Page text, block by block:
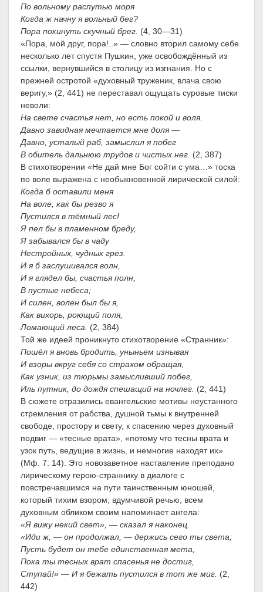
По вольному распутью моря
Когда ж начну я вольный бег?
Пора покинуть скучный брег. (4, 30—31)
«Пора, мой друг, пора!..» — словно вторил самому себе
несколько лет спустя Пушкин, уже освобождённый из
ссылки, вернувшийся в столицу из изгнания. Но с
прежней остротой «духовный труженик, влача свою
веригу,» (2, 441) не переставал ощущать суровые тиски
неволи:
На свете счастья нет, но есть покой и воля.
Давно завидная мечтается мне доля —
Давно, усталый раб, замыслил я побег
В обитель дальнюю трудов и чистых нег. (2, 387)
В стихотворении «Не дай мне Бог сойти с ума…» тоска
по воле выражена с необыкновенной лирической силой:
Когда б оставили меня
На воле, как бы резво я
Пустился в тёмный лес!
Я пел бы в пламенном бреду,
Я забывался бы в чаду
Нестройных, чудных грез.
И я б заслушивался волн,
И я глядел бы, счастья полн,
В пустые небеса;
И силен, волен был бы я,
Как вихорь, роющий поля,
Ломающий леса. (2, 384)
Той же идеей проникнуто стихотворение «Странник»:
Пошёл я вновь бродить, уныньем изнывая
И взоры вкруг себя со страхом обращая,
Как узник, из тюрьмы замысливший побег,
Иль путник, до дождя спешащий на ночлег. (2, 441)
В сюжете отразились евангельские мотивы неустанного
стремления от рабства, душной тьмы к внутренней
свободе, простору и свету, к спасению через духовный
подвиг — «тесные врата», «потому что тесны врата и
узок путь, ведущие в жизнь, и немногие находят их»
(Мф. 7: 14). Это новозаветное наставление преподано
лирическому герою-страннику в диалоге с
повстречавшимся на пути таинственным юношей,
который тихим взором, вдумчивой речью, всем
духовным обликом своим напоминает ангела:
«Я вижу некий свет», — сказал я наконец.
«Иди ж, — он продолжал, — держись сего ты света;
Пусть будет он тебе единственная мета,
Пока ты тесных врат спасенья не достиг,
Ступай!» — И я бежать пустился в тот же миг. (2,
442)